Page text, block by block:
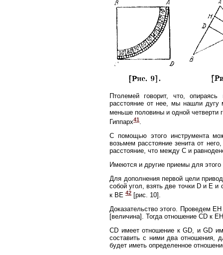
Птолемей говорит, что,
расстояние от нее, мы нашли дугу
меньше половины и одной четверти
Гиппарх41.
С помощью этого инструмента
возьмем расстояние зенита от
расстояние, что между С и
Имеются и другие приемы для
Для дополнения первой цели
собой угол, взять две точки D и Ε
к BE 42 [рис. 10].
Доказательство этого. Проведем
[величина]. Тогда отношение CD к
CD имеет отношение к GD, и GD
составить с ними два отношения,
будет иметь определенное